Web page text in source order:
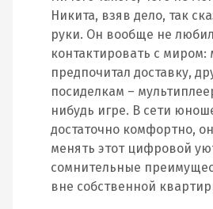
Никита, взяв дело, так
руки. Он вообще не любил
контактировать с миром:
предпочитал доставку,
посиделкам –
нибудь игре. В сети
достаточно комфортно,
менять этот цифровой
сомнительные
вне собственной